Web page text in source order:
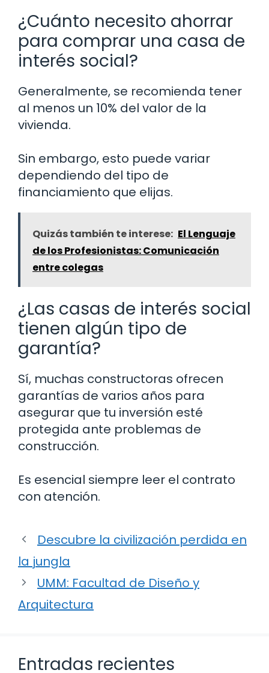
¿Cuánto necesito ahorrar
para comprar una casa de
interés social?
Generalmente, se recomienda tener
al menos un 10% del valor de la
vivienda.
Sin embargo, esto puede variar
dependiendo del tipo de
financiamiento que elijas.
Quizás también te interese: El Lenguaje
de los Profesionistas: Comunicación
entre colegas
¿Las casas de interés social
tienen algún tipo de
garantía?
Sí, muchas constructoras ofrecen
garantías de varios años para
asegurar que tu inversión esté
protegida ante problemas de
construcción.
Es esencial siempre leer el contrato
con atención.
Descubre la civilización perdida en
la jungla
UMM: Facultad de Diseño y
Arquitectura
Entradas recientes